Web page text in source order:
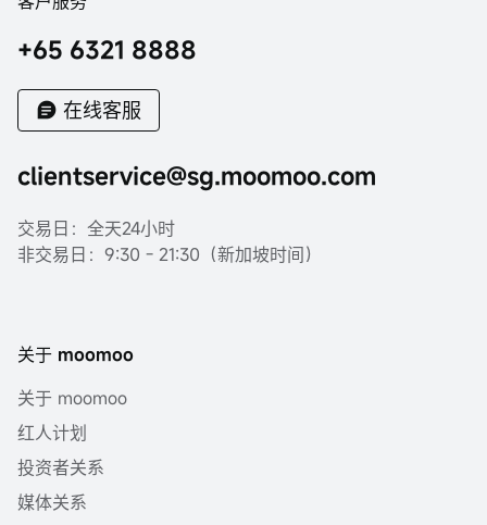
+65 6321 8888
在线客服
clientservice@sg.moomoo.com
交易日：全天24小时
非交易日：9:30 - 21:30（新加坡时间）
关于 moomoo
关于 moomoo
红人计划
投资者关系
媒体关系